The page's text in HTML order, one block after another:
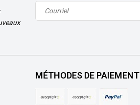
MÉTHODES DE PAIEMENT